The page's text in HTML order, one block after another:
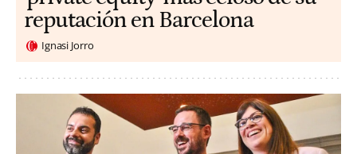
reputación en Barcelona
Ignasi Jorro